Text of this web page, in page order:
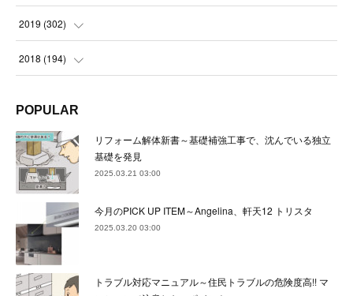
(24)
22)
(22)
(22)
(25
(21
(23 )
(24
(21
(24)
(21
( 23)
(22
(23
(22 )
(23
(23
(22)
(24
( 21)
(23
(22
(23)
(23
(22)
(23
( 24)
(24
(22
(22)
(24
(24)
(23
( 21)
2019 (302)
(23
(22)
(21)
(27)
(22
33)
2018 (194)
(17)
(32)
(36)
(30
34)
POPULAR
リフォーム解体新書～基礎補強工事で、沈んでいる独立
基礎を発見
2025.03.21 03:00
今月のPICK UP ITEM～Angelina、軒天12 トリスタ
2025.03.20 03:00
トラブル対応マニュアル～住民トラブルの危険度高!! マ